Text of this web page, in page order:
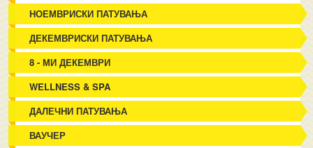
НОЕМВРИСКИ ПАТУВАЊА
ДЕКЕМВРИСКИ ПАТУВАЊА
8 - МИ ДЕКЕМВРИ
WELLNESS & SPA
ДАЛЕЧНИ ПАТУВАЊА
ВАУЧЕР